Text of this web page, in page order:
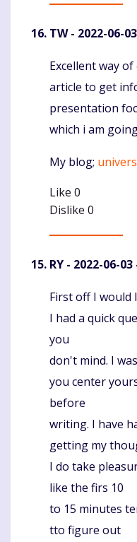
TW- 2022-06-
Komentaras
Excellent way
article to get
presentation
which i am
My blog;
Like 0
Dislike 0
RY - 2022-06-03
Komentaras
First off I would
I had a quick
you
don't mind. I
you center
before
writing. I have
getting my
I do take
like the firs 10
to 15 minutes
tto figure out